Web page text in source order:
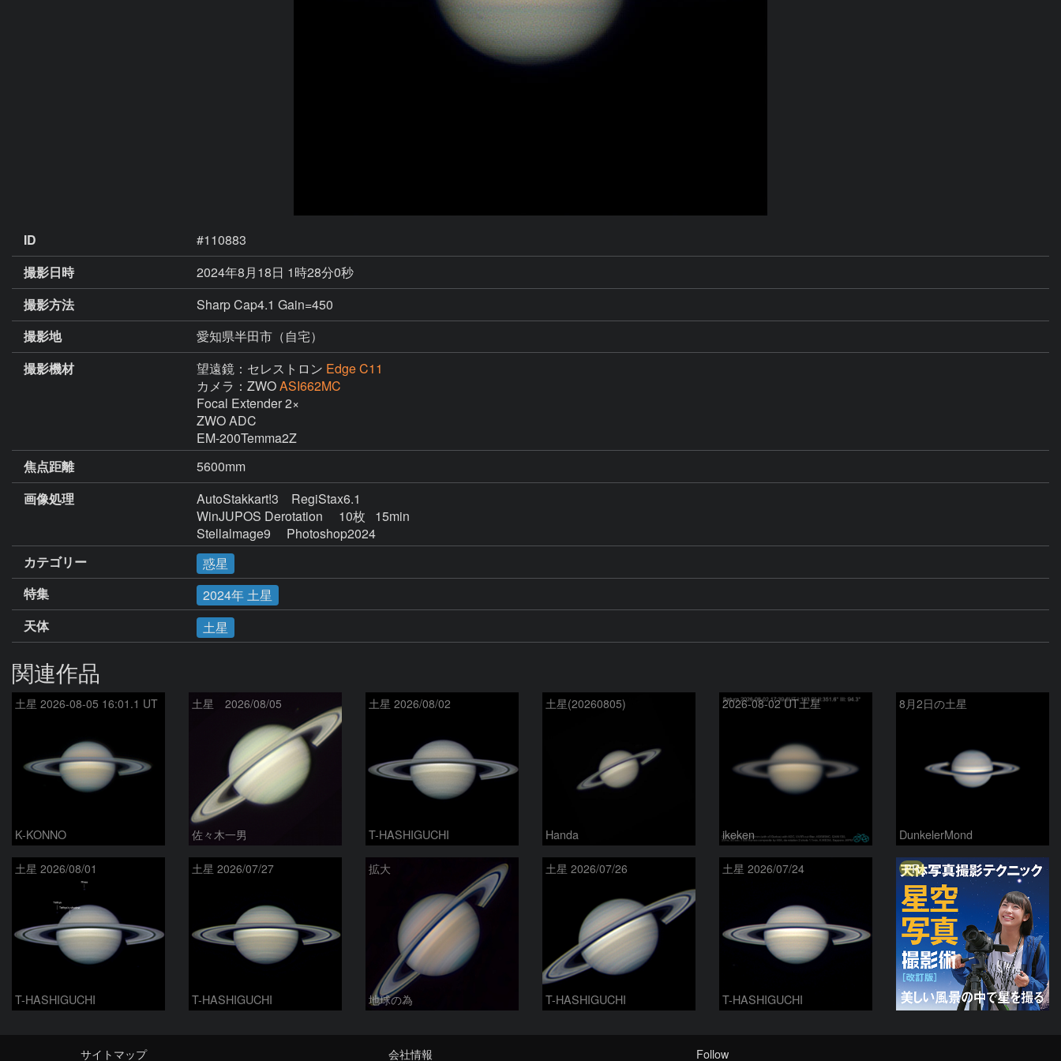
ID
#110883
撮影日時
2024年8月18日 1時28分0秒
撮影方法
Sharp Cap4.1 Gain=450
撮影地
愛知県半田市（自宅）
撮影機材
望遠鏡：セレストロン Edge C11
カメラ：ZWOASI662MC
Focal Extender 2×
ZWO ADC
EM-200Temma2Z
焦点距離
5600mm
画像処理
AutoStakkart!3    RegiStax6.1
WinJUPOS Derotation     10枚   15min
Stellalmage9     Photoshop2024
カテゴリー
惑星
特集
2024年 土星
天体
土星
関連作品
土星 2026-08-05 16:01.1 UT
K-KONNO
土星 2026/08/05
佐々木一男
土星 2026/08/02
T-HASHIGUCHI
土星(20260805)
Handa
2026-08-02 UT土星
ikeken
8月2日の土星
DunkelerMond
土星 2026/08/01
T-HASHIGUCHI
土星 2026/07/27
T-HASHIGUCHI
拡大
地球の為
土星 2026/07/26
T-HASHIGUCHI
土星 2026/07/24
T-HASHIGUCHI
PR
サイトマップ 会社情報 Follow